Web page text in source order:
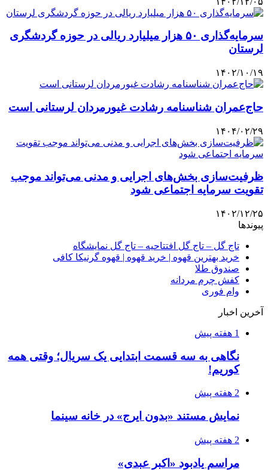
سرمایه‌گذاری ۵۰ هزار میلیارد ریالی در حوزه گردشگری
لرستان
۱۴۰۲/۱۰/۱۹
حاج‌عمران شناسنامه رشادت غیورمردان لرستانی است
۱۴۰۴/۰۲/۲۹
ظرفیت‌سازی بخش‌های اجرایی و مدنی می‌تواند موجب
تقویت سرمایه اجتماعی شود
۱۴۰۲/۱۲/۲۵
پیوندها
تاج گل – تاج گل افتتاحیه – تاج گل نمایشگاه
خرید بهترین قهوه | خرید قهوه | قهوه گرنیکا کافی
صندوق طلا
کفش چرم مردانه
وام فوری
آخرین اخبار
1 هفته پیش
نگاهی به سه قسمت ابتدایی یک سریال؛ وقتی همه
کوریم!
2 هفته پیش
نمایش مستند «بدون ایرج» در خانه سینما
2 هفته پیش
مراسم یادبود «اکبر عبدی»